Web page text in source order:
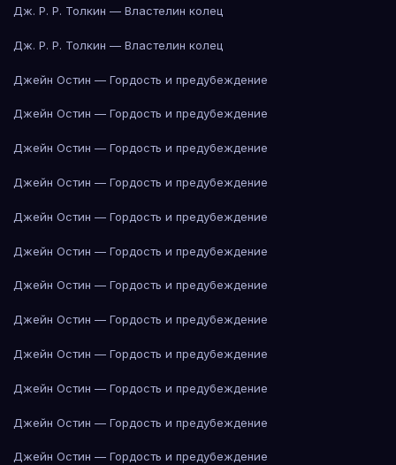
Дж. Р. Р. Толкин — Властелин колец
Дж. Р. Р. Толкин — Властелин колец
Джейн Остин — Гордость и предубеждение
Джейн Остин — Гордость и предубеждение
Джейн Остин — Гордость и предубеждение
Джейн Остин — Гордость и предубеждение
Джейн Остин — Гордость и предубеждение
Джейн Остин — Гордость и предубеждение
Джейн Остин — Гордость и предубеждение
Джейн Остин — Гордость и предубеждение
Джейн Остин — Гордость и предубеждение
Джейн Остин — Гордость и предубеждение
Джейн Остин — Гордость и предубеждение
Джейн Остин — Гордость и предубеждение